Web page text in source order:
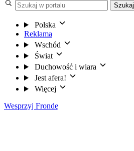
Szukaj
Polska
Reklama
Wschód
Świat
Duchowość i wiara
Jest afera!
Więcej
Wesprzyj Frondę